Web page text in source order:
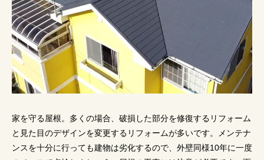
家を守る屋根。多くの場合、破損した部分を修復するリフォーム
と見た目のデザインを変更するリフォームが多いです。メンテナ
ンスを十分に行っても建物は劣化するので、外壁同様10年に一度